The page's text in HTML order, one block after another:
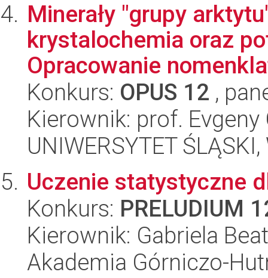
Minerały "grupy
krystalochemia oraz
Opracowanie
Konkurs: OPUS 12 ,
Kierownik: prof. Evgeny
UNIWERSYTET
Uczenie statystyczne
Konkurs: PRELUDIUM
Kierownik: Gabriela
Akademia Górniczo-